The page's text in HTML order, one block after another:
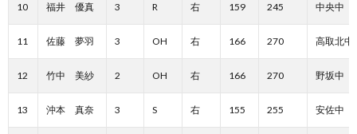
10 福井 優真 3 R 右 159 245 中央中
11 佐藤 夢羽 3 OH 右 166 270 高取北中
12 竹中 美紗 2 OH 右 166 270 野坂中
13 沖本 真奈 3 S 右 155 255 安佐中